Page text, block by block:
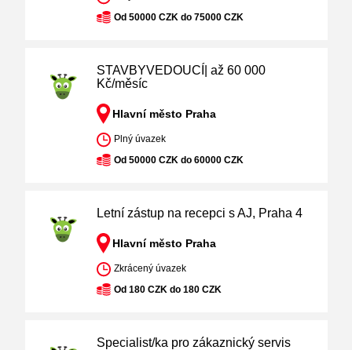
Od 50000 CZK do 75000 CZK
STAVBYVEDOUCÍ| až 60 000
Kč/měsíc
Hlavní město Praha
Plný úvazek
Od 50000 CZK do 60000 CZK
Letní zástup na recepci s AJ, Praha 4
Hlavní město Praha
Zkrácený úvazek
Od 180 CZK do 180 CZK
Specialist/ka pro zákaznický servis